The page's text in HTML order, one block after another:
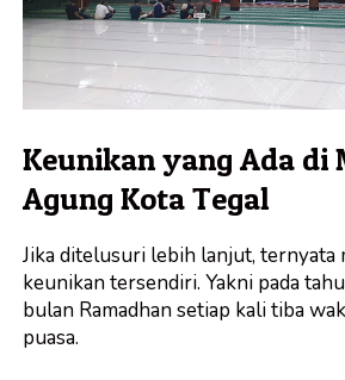
Keunikan yang Ada di
Agung Kota Tegal
Jika ditelusuri lebih lanjut, ternyata
keunikan tersendiri. Yakni pada
bulan Ramadhan setiap kali tiba
puasa.